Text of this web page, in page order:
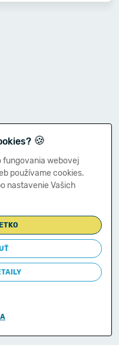
🍪
fungovania webovej
používame cookies.
nastavenie Vašich
2026